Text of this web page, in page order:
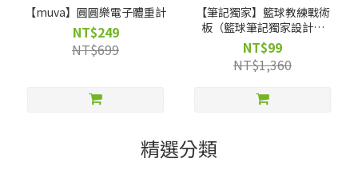
【muva】圓圓樂電子體重計
NT$249
NT$699
【筆記獨家】籃球教練戰術
板（籃球筆記獨家設計｜
molten 專業監製）
NT$99
NT$1,360
精選分類